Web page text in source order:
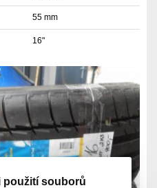
použití souborů
55 mm
16"